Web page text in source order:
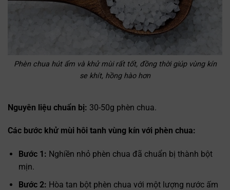
Phèn chua hút ẩm và khử mùi rất tốt, đồng thời giúp vùng kín
se khít, hồng hào hơn
Nguyên liệu chuẩn bị: 30-50g phèn chua.
Các bước khử mùi hôi tanh vùng kín với phèn chua:
Bước 1: Nghiền nhỏ phèn chua đã chuẩn bị thành bột
mịn.
Bước 2: Hòa tan bột phèn chua với một lượng nước ấm